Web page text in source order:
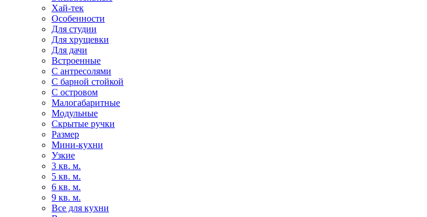
Хай-тек
Особенности
Для студии
Для хрущевки
Для дачи
Встроенные
С антресолями
С барной стойкой
С островом
Малогабаритные
Модульные
Скрытые ручки
Размер
Мини-кухни
Узкие
3 кв. м.
5 кв. м.
6 кв. м.
9 кв. м.
Все для кухни